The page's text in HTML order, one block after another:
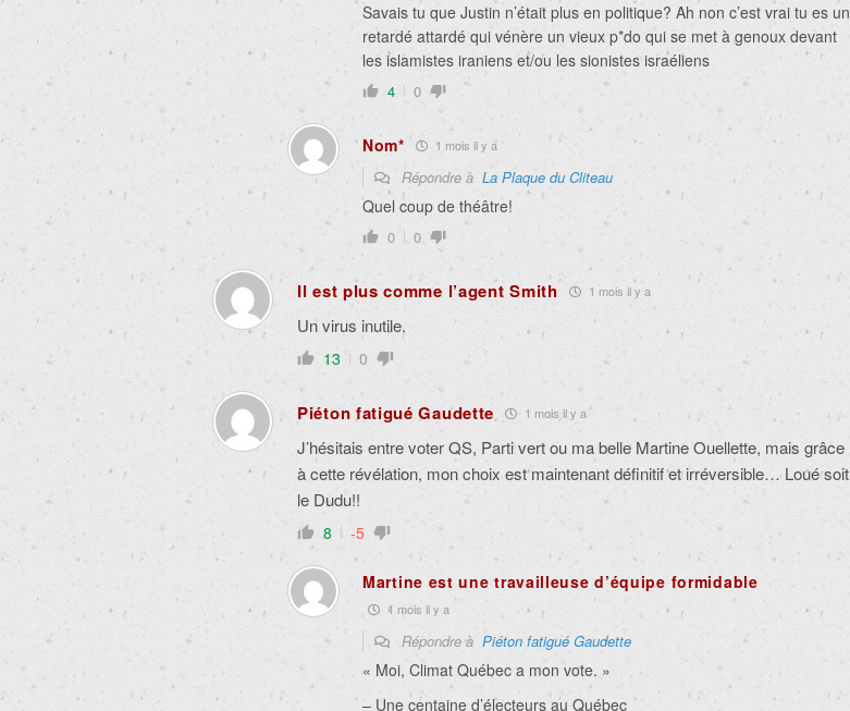
Savais tu que Justin n’était plus en politique? Ah non c’est vrai tu es un
retardé attardé qui vénère un vieux p*do qui se met à genoux devant
les islamistes iraniens et/ou les sionistes israéliens
4 0
Nom* 1 mois il y a
Répondre à La Plaque du Cliteau
Quel coup de théâtre!
0 0
Il est plus comme l’agent Smith 1 mois il y a
Un virus inutile.
13 0
Piéton fatigué Gaudette 1 mois il y a
J’hésitais entre voter QS, Parti vert ou ma belle Martine Ouellette, mais grâce
à cette révélation, mon choix est maintenant définitif et irréversible… Loué soit
le Dudu!!
8 -5
Martine est une travailleuse d’équipe formidable
1 mois il y a
Répondre à Piéton fatigué Gaudette
« Moi, Climat Québec a mon vote. »
– Une centaine d’électeurs au Québec